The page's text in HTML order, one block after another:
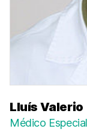
Lluís Valerio
Médico